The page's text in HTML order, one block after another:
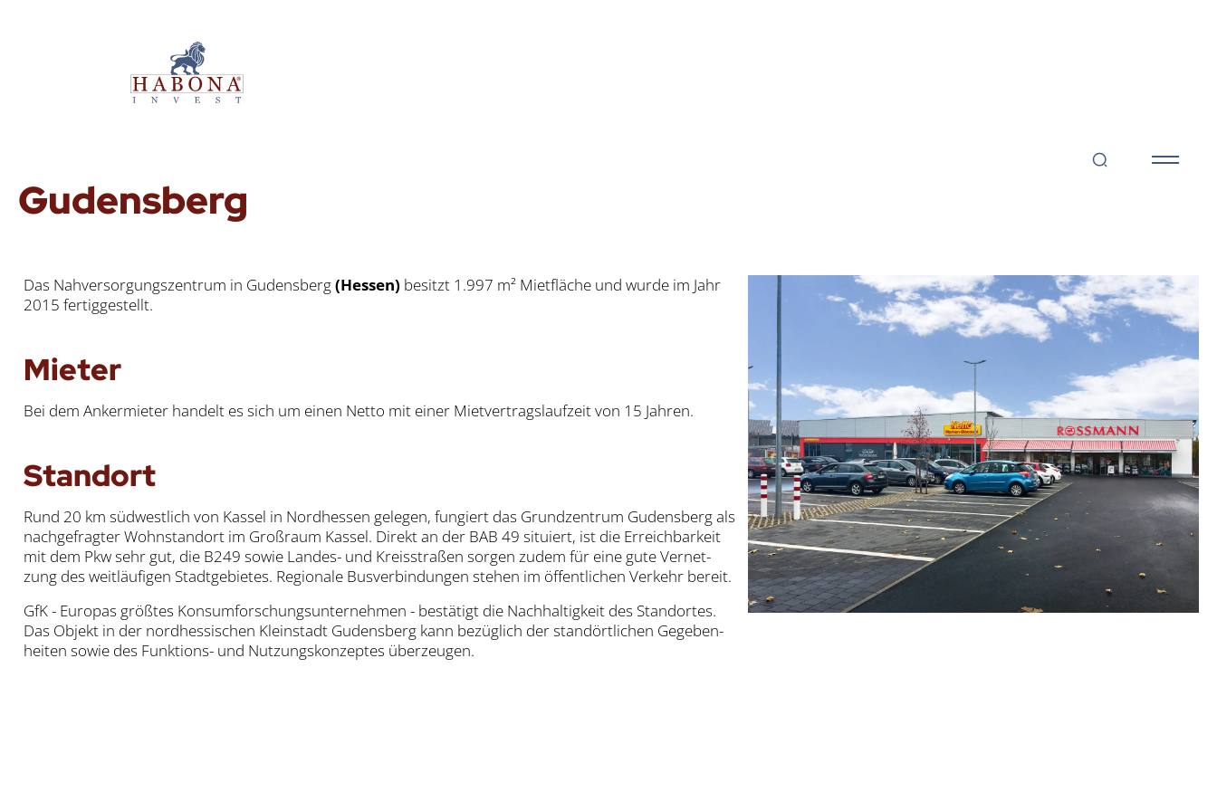
Guden­sberg
Das Nah­ver­sor­gungs­zen­trum in Guden­sberg(Hes­sen) besitzt 1.997 m² Miet­flä­che und wur­de im Jahr
2015 fer­tig­ge­stellt.
Mie­ter
Bei dem Anker­mie­ter han­delt es sich um einen Net­to mit einer Miet­ver­trags­lauf­zeit von 15 Jah­ren.
Stand­ort
Rund 20 km süd­west­lich von Kas­sel in Nord­hes­sen gele­gen, fun­giert das Grund­zen­trum Guden­sberg als
nach­ge­frag­ter Wohn­stand­ort im Groß­raum Kas­sel. Direkt an der BAB 49 situ­iert, ist die Erreich­bar­keit
mit dem Pkw sehr gut, die B249 sowie Lan­des- und Kreis­stra­ßen sor­gen zudem für eine gute Ver­net­
zung des weit­läu­fi­gen Stadt­ge­bie­tes. Regio­na­le Bus­ver­bin­dun­gen ste­hen im öffent­li­chen Ver­kehr bereit.
GfK - Euro­pas größ­tes Kon­sum­for­schungs­un­ter­neh­men - bestä­tigt die Nach­hal­tig­keit des Stand­or­tes.
Das Objekt in der nord­hes­si­schen Klein­stadt Guden­sberg kann bezüg­lich der stan­dört­li­chen Gege­ben­
hei­ten sowie des Funk­ti­ons- und Nut­zungs­kon­zep­tes über­zeu­gen.